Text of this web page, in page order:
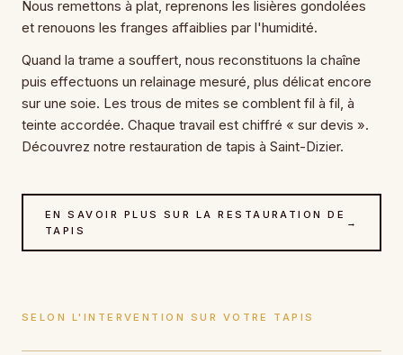
Nous remettons à plat, reprenons les lisières gondolées
et renouons les franges affaiblies par l'humidité.
Quand la trame a souffert, nous reconstituons la chaîne
puis effectuons un relainage mesuré, plus délicat encore
sur une soie. Les trous de mites se comblent fil à fil, à
teinte accordée. Chaque travail est chiffré « sur devis ».
Découvrez notre restauration de tapis à Saint-Dizier.
EN SAVOIR PLUS SUR LA RESTAURATION DE
TAPIS
→
SELON L'INTERVENTION SUR VOTRE TAPIS